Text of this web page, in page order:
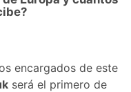
encargados de este
será el primero de